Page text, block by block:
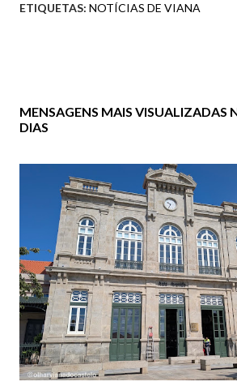
ETIQUETAS: NOTÍCIAS DE VIANA
MENSAGENS MAIS VISUALIZADAS
DIAS